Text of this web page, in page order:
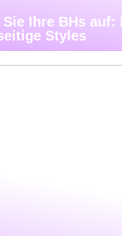
Sie Ihre BHs auf:
Styles